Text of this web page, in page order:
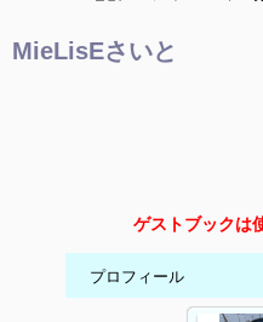
MieLisEさいと
ゲストブックは
プロフィール